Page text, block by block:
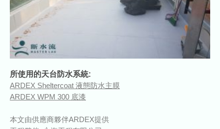
所使用的天台防水系統:
ARDEX Sheltercoat 液態防水主膜
ARDEX WPM 300 底漆
本文由供應商夥伴ARDEX提供